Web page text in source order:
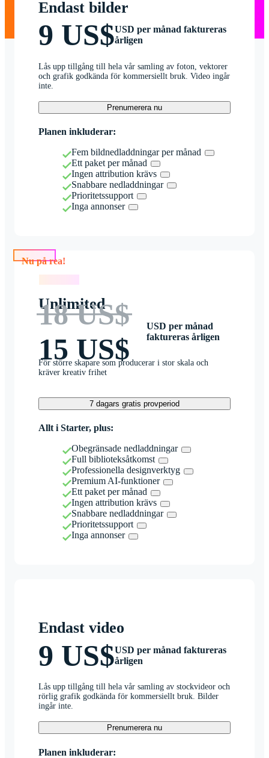
Endast bilder
9 US$USD per månad faktureras
årligen
Lås upp tillgång till hela vår samling av foton, vektorer
och grafik godkända för kommersiellt bruk. Video ingår
inte.
Prenumerera nu
Planen inkluderar:
Fem bildnedladdningar per månad
Ett paket per månad
Ingen attribution krävs
Snabbare nedladdningar
Prioritetssupport
Inga annonser
Nu på rea!
Unlimited
18 US$
15 US$
USD per månad
faktureras årligen
För större skapare som producerar i stor skala och
kräver kreativ frihet
7 dagars gratis provperiod
Allt i Starter, plus:
Obegränsade nedladdningar
Full biblioteksåtkomst
Professionella designverktyg
Premium AI-funktioner
Ett paket per månad
Ingen attribution krävs
Snabbare nedladdningar
Prioritetssupport
Inga annonser
Endast video
9 US$USD per månad faktureras
årligen
Lås upp tillgång till hela vår samling av stockvideor och
rörlig grafik godkända för kommersiellt bruk. Bilder
ingår inte.
Prenumerera nu
Planen inkluderar: